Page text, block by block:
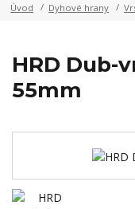
Úvod Dyhové hrany
HRD Dub-
55mm